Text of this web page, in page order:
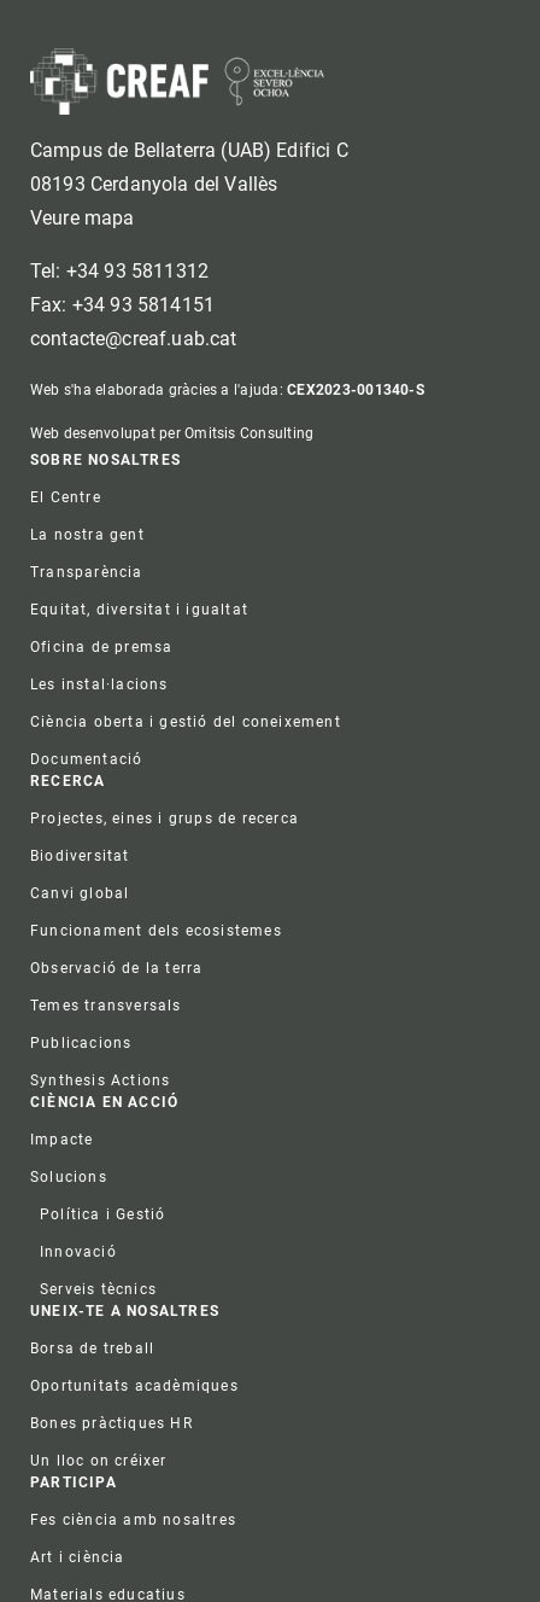
Campus de Bellaterra (UAB) Edifici C
08193 Cerdanyola del Vallès
Veure mapa
Tel: +34 93 5811312
Fax: +34 93 5814151
contacte@creaf.uab.cat
Web s'ha elaborada gràcies a l'ajuda:CEX2023-001340-S
Web desenvolupat per Omitsis Consulting
Footer
SOBRE NOSALTRES
El Centre
La nostra gent
Transparència
Equitat, diversitat i igualtat
Oficina de premsa
Les instal·lacions
Ciència oberta i gestió del coneixement
Documentació
RECERCA
Projectes, eines i grups de recerca
Biodiversitat
Canvi global
Funcionament dels ecosistemes
Observació de la terra
Temes transversals
Publicacions
Synthesis Actions
CIÈNCIA EN ACCIÓ
Impacte
Solucions
Política i Gestió
Innovació
Serveis tècnics
UNEIX-TE A NOSALTRES
Borsa de treball
Oportunitats acadèmiques
Bones pràctiques HR
Un lloc on créixer
PARTICIPA
Fes ciència amb nosaltres
Art i ciència
Materials educatius